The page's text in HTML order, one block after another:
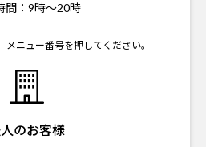
間： 9時～20時
ニュー番号を押してください。
のお客様